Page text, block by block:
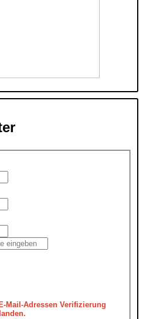
Mail-Adressen Verifizierung